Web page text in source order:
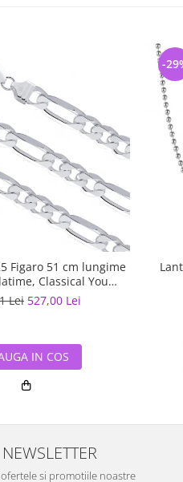
Figaro 51 cm lungime
Classical You
LSX0202
Lei 527,00 Lei
IN COS
-
NEWSLETTER
si promotiile noastre